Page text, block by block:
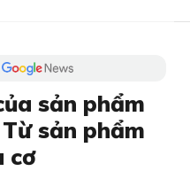
sản phẩm
sản phẩm
cơ